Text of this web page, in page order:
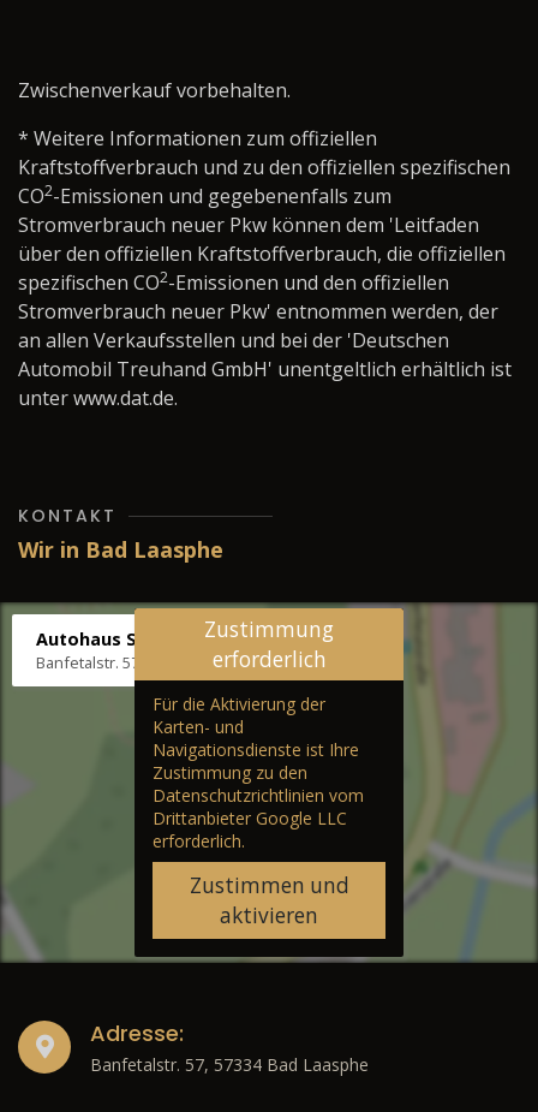
Zwischenverkauf vorbehalten.
* Weitere Informationen zum offiziellen
Kraftstoffverbrauch und zu den offiziellen spezifischen
CO2-Emissionen und gegebenenfalls zum
Stromverbrauch neuer Pkw können dem 'Leitfaden
über den offiziellen Kraftstoffverbrauch, die offiziellen
spezifischen CO2-Emissionen und den offiziellen
Stromverbrauch neuer Pkw' entnommen werden, der
an allen Verkaufsstellen und bei der 'Deutschen
Automobil Treuhand GmbH' unentgeltlich erhältlich ist
unter www.dat.de.
KONTAKT
Wir in Bad Laasphe
Autohaus Stenger
Banfetalstr. 57, 57334 Bad Laasphe
Zustimmung
erforderlich
Für die Aktivierung der
Karten- und
Navigationsdienste ist Ihre
Zustimmung zu den
Datenschutzrichtlinien vom
Drittanbieter Google LLC
erforderlich.
Zustimmen und
aktivieren
Adresse:
Banfetalstr. 57, 57334 Bad Laasphe